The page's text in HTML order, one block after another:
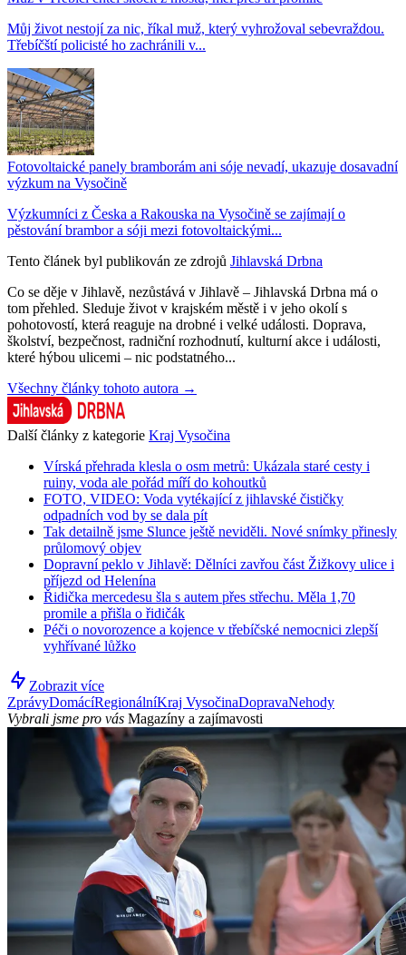
Můj život nestojí za nic, říkal muž, který vyhrožoval sebevraždou.
Třebíčští policisté ho zachránili v...
Fotovoltaické panely bramborám ani sóje nevadí, ukazuje dosavadní
výzkum na Vysočině
Výzkumníci z Česka a Rakouska na Vysočině se zajímají o
pěstování brambor a sóji mezi fotovoltaickými...
Tento článek byl publikován ze zdrojů Jihlavská Drbna
Co se děje v Jihlavě, nezůstává v Jihlavě – Jihlavská Drbna má o
tom přehled. Sleduje život v krajském městě i v jeho okolí s
pohotovostí, která reaguje na drobné i velké události. Doprava,
školství, bezpečnost, radniční rozhodnutí, kulturní akce i události,
které hýbou ulicemi – nic podstatného...
Všechny články tohoto autora →
Další články z kategorie Kraj Vysočina
Vírská přehrada klesla o osm metrů: Ukázala staré cesty i
ruiny, voda ale pořád míří do kohoutků
FOTO, VIDEO: Voda vytékající z jihlavské čističky
odpadních vod by se dala pít
Tak detailně jsme Slunce ještě neviděli. Nové snímky přinesly
průlomový objev
Dopravní peklo v Jihlavě: Dělníci zavřou část Žižkovy ulice i
příjezd od Helenína
Řidička mercedesu šla s autem přes střechu. Měla 1,70
promile a přišla o řidičák
Péči o novorozence a kojence v třebíčské nemocnici zlepší
vyhřívané lůžko
Zobrazit více
ZprávyDomácíRegionálníKraj VysočinaDopravaNehody
Vybrali jsme pro vás Magazíny a zajímavosti